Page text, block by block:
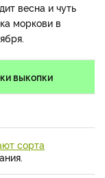
весна и чуть
моркови в
выкопки
сорта